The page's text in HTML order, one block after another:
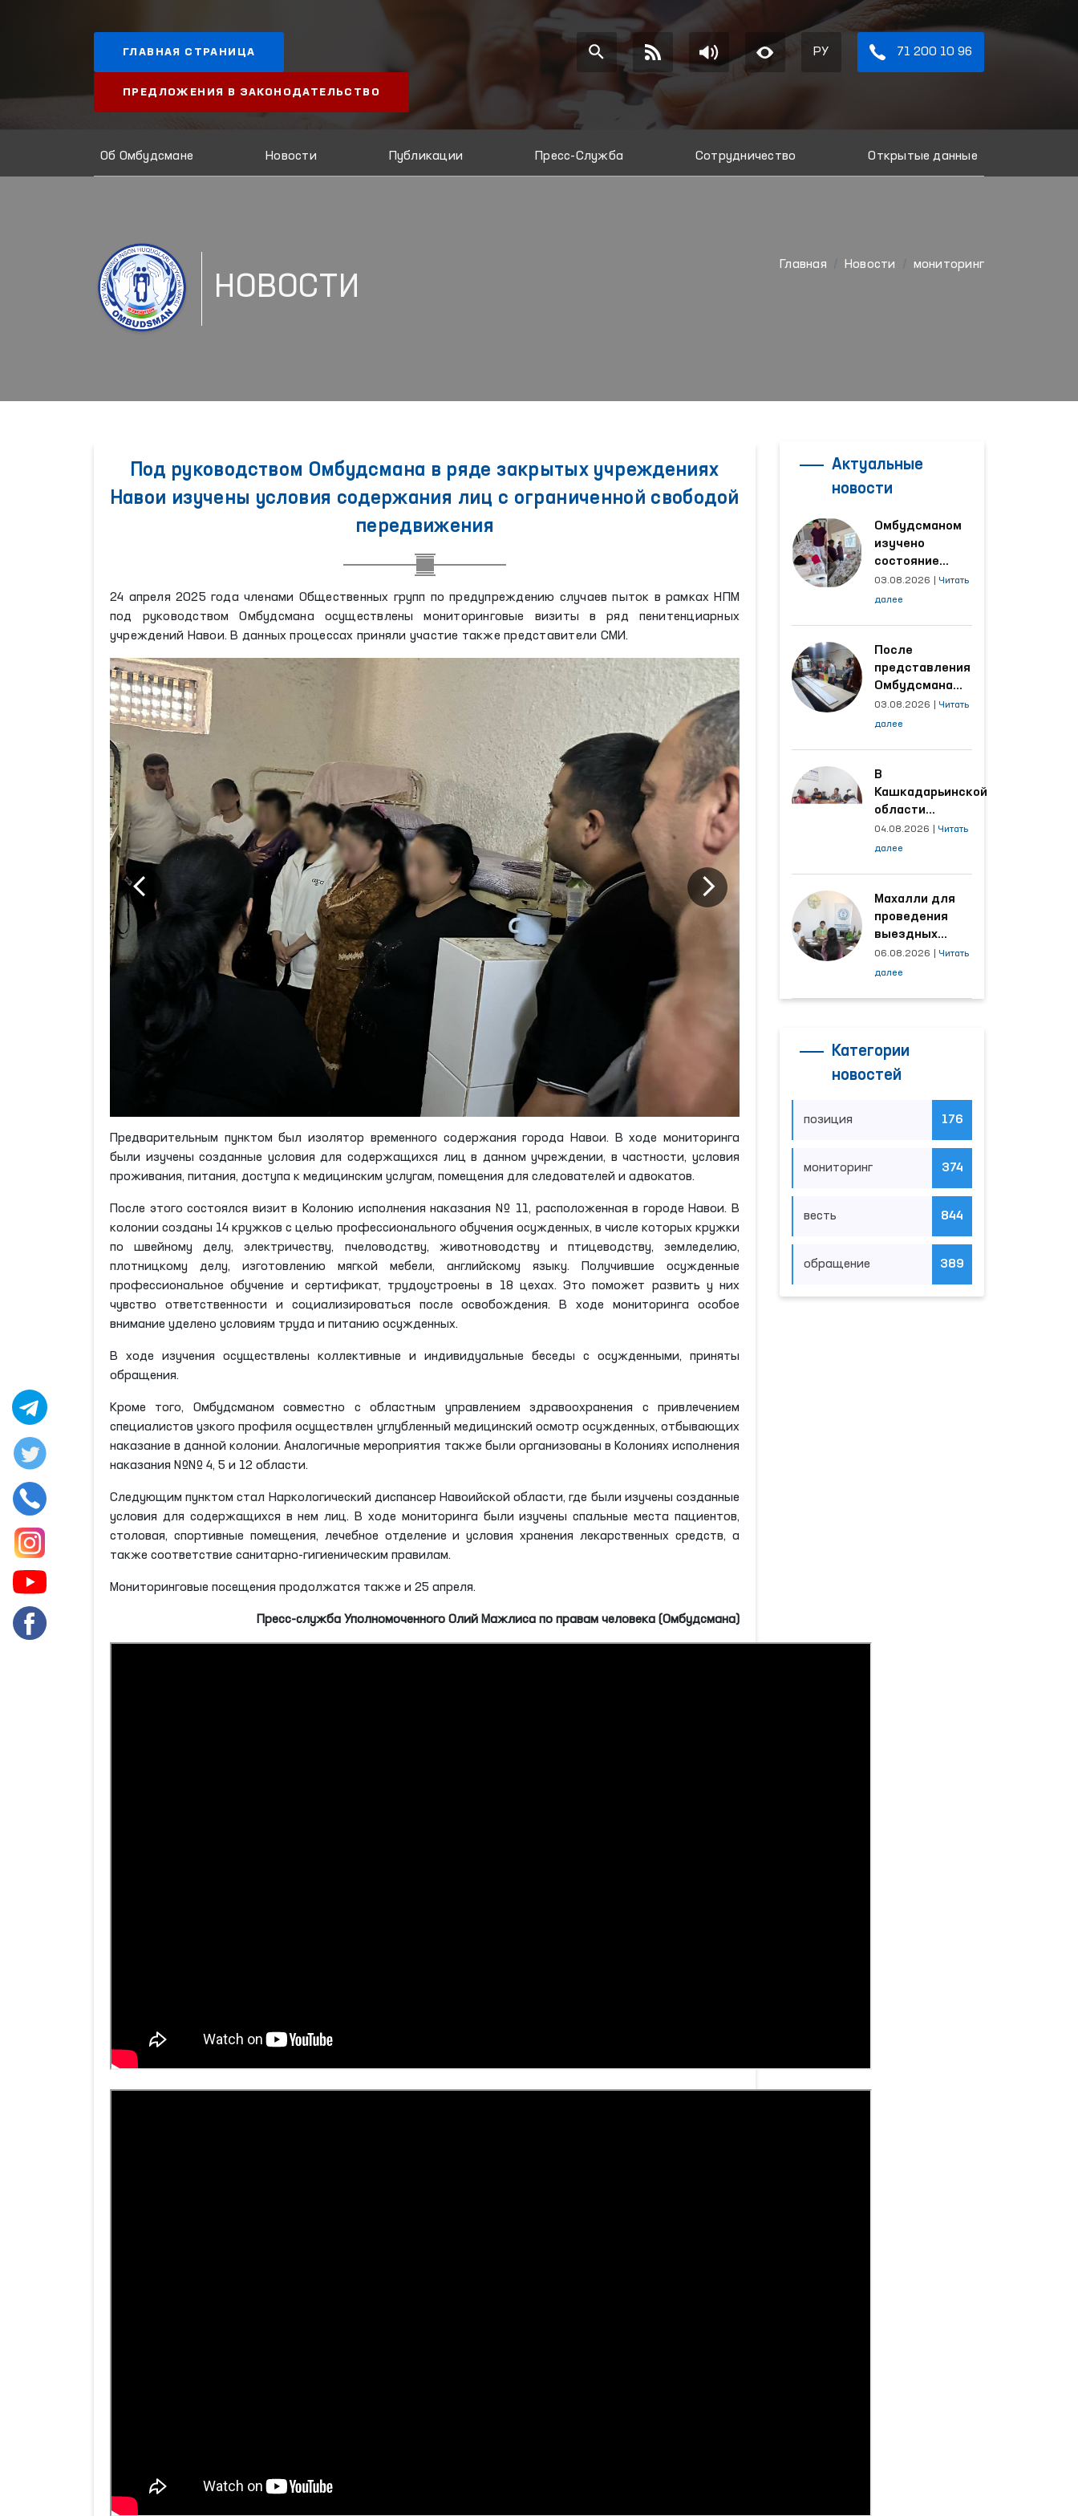
ГЛАВНАЯ СТРАНИЦА
ПРЕДЛОЖЕНИЯ В ЗАКОНОДАТЕЛЬСТВО
РУ 71 200 10 96
Об Омбудсмане Новости Публикации Пресс-Служба Сотрудничество Открытые данные
НОВОСТИ
Главная Новости мониторинг
Под руководством Омбудсмана в ряде закрытых учреждениях
Навои изучены условия содержания лиц с ограниченной свободой
передвижения
24 апреля 2025 года членами Общественных групп по предупреждению случаев пыток в рамках НПМ
под руководством Омбудсмана осуществлены мониторинговые визиты в ряд пенитенциарных
учреждений Навои. В данных процессах приняли участие также представители СМИ.
Предварительным пунктом был изолятор временного содержания города Навои. В ходе мониторинга
были изучены созданные условия для содержащихся лиц в данном учреждении, в частности, условия
проживания, питания, доступа к медицинским услугам, помещения для следователей и адвокатов.
После этого состоялся визит в Колонию исполнения наказания № 11, расположенная в городе Навои. В
колонии созданы 14 кружков с целью профессионального обучения осужденных, в числе которых кружки
по швейному делу, электричеству, пчеловодству, животноводству и птицеводству, земледелию,
плотницкому делу, изготовлению мягкой мебели, английскому языку. Получившие осужденные
профессиональное обучение и сертификат, трудоустроены в 18 цехах. Это поможет развить у них
чувство ответственности и социализироваться после освобождения. В ходе мониторинга особое
внимание уделено условиям труда и питанию осужденных.
В ходе изучения осуществлены коллективные и индивидуальные беседы с осужденными, приняты
обращения.
Кроме того, Омбудсманом совместно с областным управлением здравоохранения с привлечением
специалистов узкого профиля осуществлен углубленный медицинский осмотр осужденных, отбывающих
наказание в данной колонии. Аналогичные мероприятия также были организованы в Колониях исполнения
наказания №№ 4, 5 и 12 области.
Следующим пунктом стал Наркологический диспансер Навоийской области, где были изучены созданные
условия для содержащихся в нем лиц. В ходе мониторинга были изучены спальные места пациентов,
столовая, спортивные помещения, лечебное отделение и условия хранения лекарственных средств, а
также соответствие санитарно-гигиеническим правилам.
Мониторинговые посещения продолжатся также и 25 апреля.
Пресс-служба Уполномоченного Олий Мажлиса по правам человека (Омбудсмана)
Актуальные
новости
Омбудсманом
изучено
состояние
женщины,
пострадавшей от
области
03.08.2026
Читать
далее
После
представления
Омбудсмана
улучшены
условия на
трудятся
осуждённые
03.08.2026
Читать
далее
В
Кашкадарьинской
области
налажена
адресная работа
наибольшее
количество
обращений
04.08.2026
Читать
далее
Махалли для
проведения
выездных
приёмов
определяются
06.08.2026
Читать
далее
Категории
новостей
позиция 176
мониторинг 374
весть 844
обращение 389